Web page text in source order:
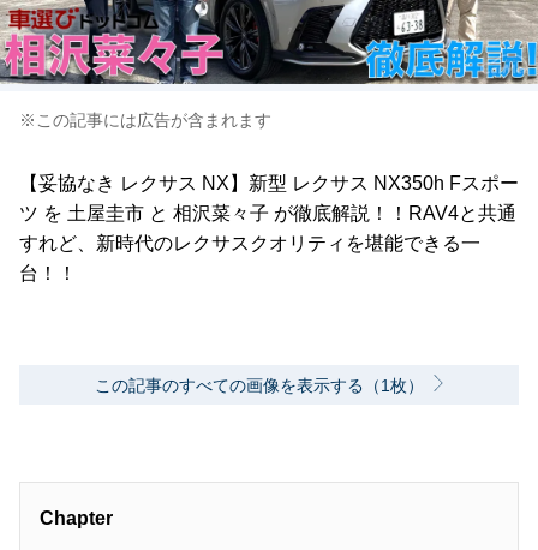
※この記事には広告が含まれます
【妥協なき レクサス NX】新型 レクサス NX350h Fスポー
ツ を 土屋圭市 と 相沢菜々子 が徹底解説！！RAV4と共通
すれど、新時代のレクサスクオリティを堪能できる一
台！！
この記事のすべての画像を表示する（1枚）
Chapter